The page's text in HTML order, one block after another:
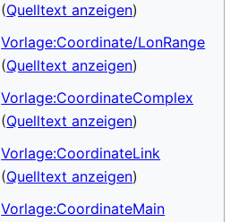
(Quelltext anzeigen)
Vorlage:Coordinate/LonRange
(Quelltext anzeigen)
Vorlage:CoordinateComplex
(Quelltext anzeigen)
Vorlage:CoordinateLink
(Quelltext anzeigen)
Vorlage:CoordinateMain